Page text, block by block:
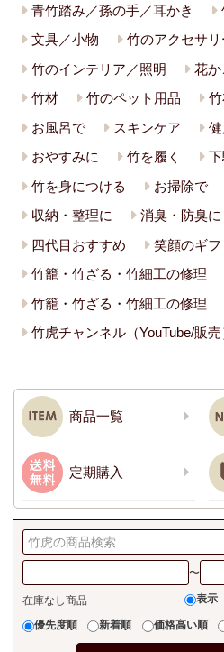
青竹踏み／孫の手／耳かき
文具／小物
竹のアクセサ
竹のインテリア／照明
花
竹材
竹のペット用品
お風呂で
スキンケア
おやすみに
竹を履く
竹を身につける
お掃除で
収納・整理に
消臭・防臭に
四代目おすすめ
笑顔のギフ
竹籠・竹ざる・竹細工の修理
竹籠・竹ざる・竹細工の修理
竹虎チャンネル（YouTube/販売
商品一覧
定期購入
〜
在庫なし商品 表示
優先度順 新着順 価格高い順